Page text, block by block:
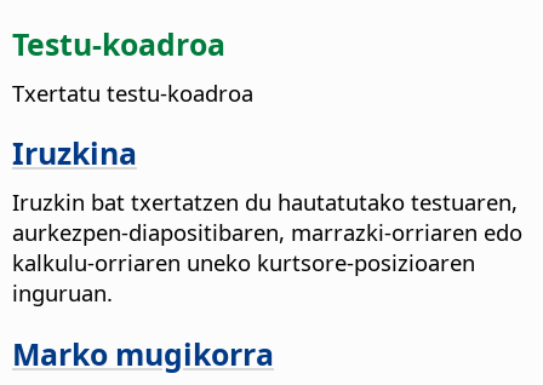
Testu-koadroa
Txertatu testu-koadroa
Iruzkina
Iruzkin bat txertatzen du hautatutako testuaren,
aurkezpen-diapositibaren, marrazki-orriaren edo
kalkulu-orriaren uneko kurtsore-posizioaren
inguruan.
Marko mugikorra